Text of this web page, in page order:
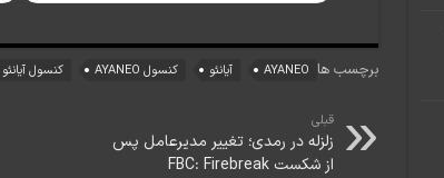
برچسب ها AYANEO آیانئو کنسول AYANEO کنسول آیانئو
قبلی
زلزله در رمدی؛ تغییر مدیرعامل پس
از شکست FBC: Firebreak